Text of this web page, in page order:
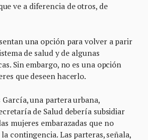
ve a diferencia de otros, de
una opción para volver a parir
de salud y de algunas
Sin embargo, no es una opción
que deseen hacerlo.
García, una partera urbana,
de Salud debería subsidiar
mujeres embarazadas que no
contingencia. Las parteras, señala,